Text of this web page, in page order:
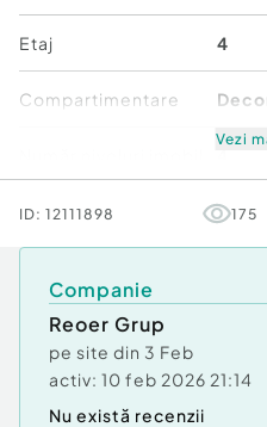
Precizati ca ati vazut
Confort:
Tip imobil:
Bloc de
Număr Băi: 1
Etaj 4
Compartimentare
Mobilat/Utilat 3
Comfort
Vezi
ID: 12111898 175
Companie
Reoer Grup
pe site din 3 Feb
activ: 10 feb 2026 21:14
Nu există recenzii